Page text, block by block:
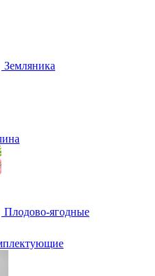
Земляника
Плодово-ягодные